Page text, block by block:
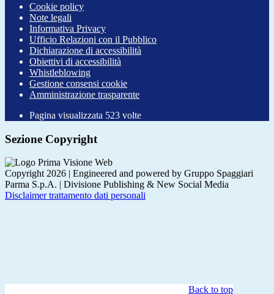
Cookie policy
Note legali
Informativa Privacy
Ufficio Relazioni con il Pubblico
Dichiarazione di accessibilità
Obiettivi di accessibilità
Whistleblowing
Gestione consensi cookie
Amministrazione trasparente
Pagina visualizzata 523 volte
Sezione Copyright
Copyright 2026 | Engineered and powered by Gruppo Spaggiari
Parma S.p.A. | Divisione Publishing & New Social Media
Disclaimer trattamento dati personali
Back to top